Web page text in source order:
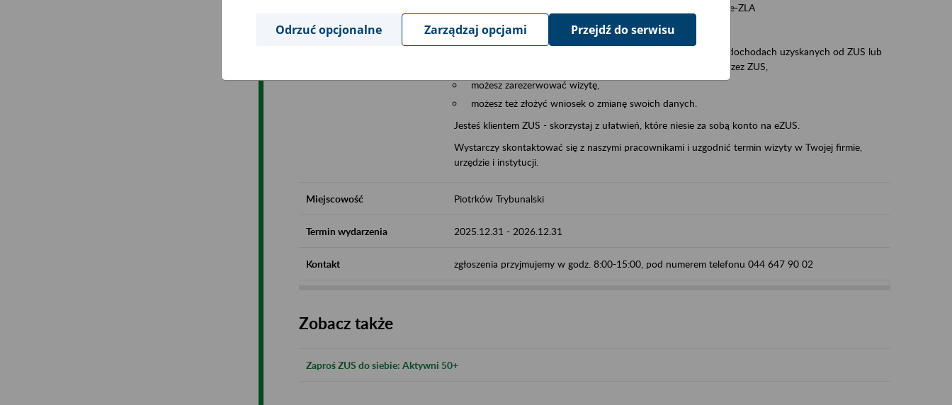
masz dostęp do zwolnień lekarskich swoich pracowników - e-ZLA
Jeśli jesteś świadczeniobiorcą
masz dostęp m.in. do formularza PIT 11A, czyli informacji o dochodach uzyskanych od ZUS lub
do formularza PIT 40A, czyli rocznego obliczenia podatku przez ZUS,
możesz zarezerwować wizytę,
możesz też złożyć wniosek o zmianę swoich danych.
Jesteś klientem ZUS - skorzystaj z ułatwień, które niesie za sobą konto na eZUS.
Wystarczy skontaktować się z naszymi pracownikami i uzgodnić termin wizyty w Twojej firmie,
urzędzie i instytucji.
Miejscowość Piotrków Trybunalski
Termin wydarzenia 2025.12.31 - 2026.12.31
Kontakt zgłoszenia przyjmujemy w godz. 8:00-15:00, pod numerem telefonu 044 647 90 02
Zobacz także
Zaproś ZUS do siebie: Aktywni 50+
Odrzuć opcjonalne Zarządzaj opcjami Przejdź do serwisu